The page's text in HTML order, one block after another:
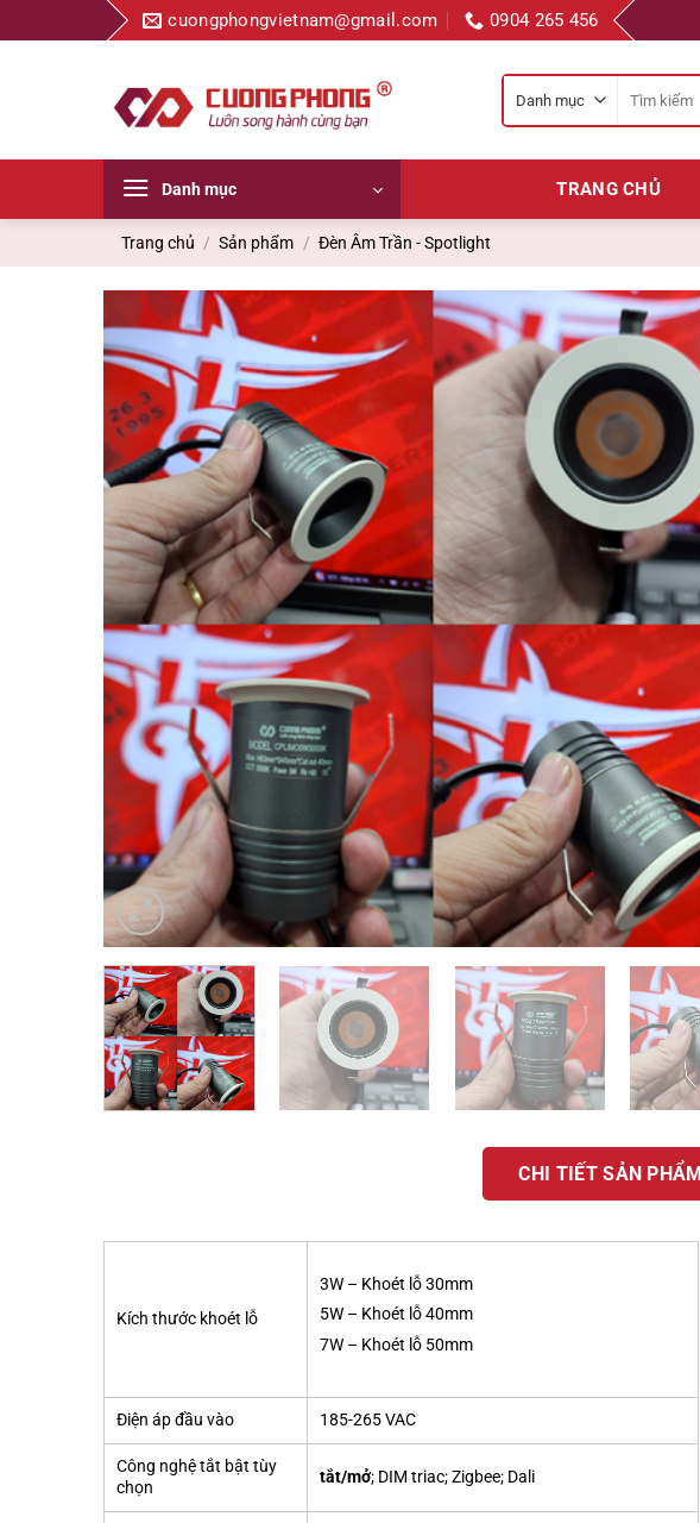
qua
cuongphongvietnam@gmail.com 0904 265 456
kiếm
cho:
Danh mục TRANG CHỦ
Trang chủ / Sản phẩm / Đèn Âm Trần - Spotlight
CHI TIẾT SẢN PHẨM
Kích thước khoét lỗ
3W – Khoét lỗ 30mm
5W – Khoét lỗ 40mm
7W – Khoét lỗ 50mm
Điện áp đầu vào 185-265 VAC
Công nghệ tắt bật tùy
chọn
tắt/mở; DIM triac; Zigbee; Dali